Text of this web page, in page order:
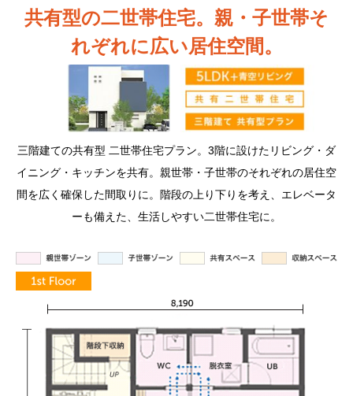
共有型の二世帯住宅。親・子世帯そ
れぞれに広い居住空間。
三階建ての共有型 二世帯住宅プラン。3階に設けたリビング・ダ
イニング・キッチンを共有。親世帯・子世帯のそれぞれの居住空
間を広く確保した間取りに。階段の上り下りを考え、エレベータ
ーも備えた、生活しやすい二世帯住宅に。